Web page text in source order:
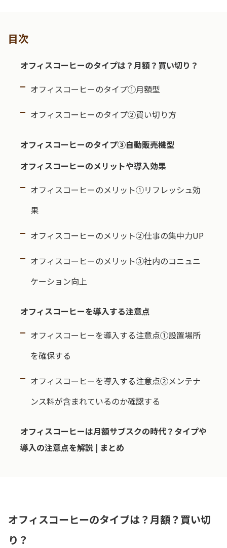
目次
オフィスコーヒーのタイプは？月額？買い切り？
オフィスコーヒーのタイプ①月額型
オフィスコーヒーのタイプ②買い切り方
オフィスコーヒーのタイプ③自動販売機型
オフィスコーヒーのメリットや導入効果
オフィスコーヒーのメリット①リフレッシュ効
果
オフィスコーヒーのメリット②仕事の集中力UP
オフィスコーヒーのメリット③社内のコニュニ
ケーション向上
オフィスコーヒーを導入する注意点
オフィスコーヒーを導入する注意点①設置場所
を確保する
オフィスコーヒーを導入する注意点②メンテナ
ンス料が含まれているのか確認する
オフィスコーヒーは月額サブスクの時代？タイプや
導入の注意点を解説 | まとめ
オフィスコーヒーのタイプは？月額？買い切
り？